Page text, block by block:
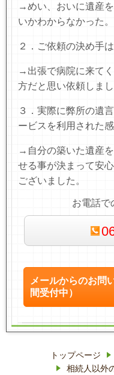
→めい、おいに遺産
いかわからなかった。
２．ご依頼の決め手
→出張で病院に来て
方だと思い依頼しまし
３．実際に弊所の遺
ービスを利用された
→自分の築いた遺産
せる事が決まって安
ございました。
お電話で
メールからのお問
間受付中）
トップページ
相続人以外